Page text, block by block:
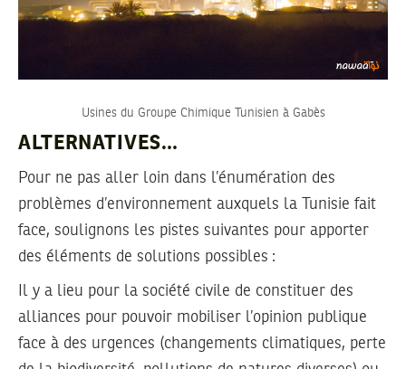
Usines du Groupe Chimique Tunisien à Gabès
ALTERNATIVES…
Pour ne pas aller loin dans l’énumération des
problèmes d’environnement auxquels la Tunisie fait
face, soulignons les pistes suivantes pour apporter
des éléments de solutions possibles :
Il y a lieu pour la société civile de constituer des
alliances pour pouvoir mobiliser l’opinion publique
face à des urgences (changements climatiques, perte